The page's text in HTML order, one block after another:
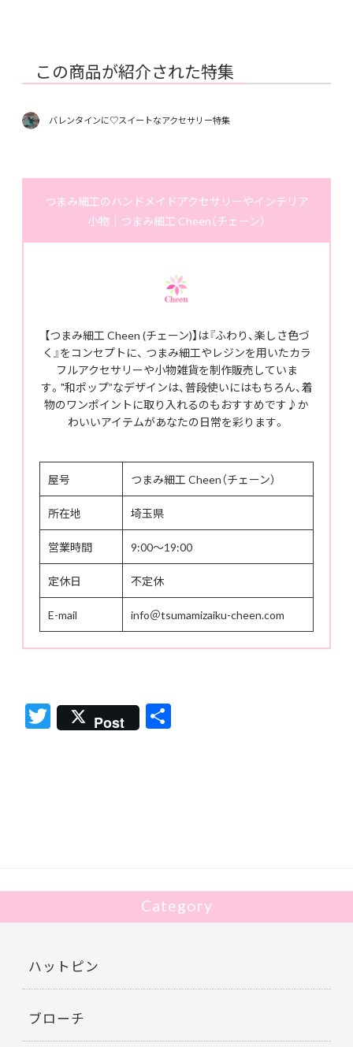
この商品が紹介された特集
バレンタインに♡スイートなアクセサリー特集
つまみ細工のハンドメイドアクセサリーやインテリア
小物｜つまみ細工 Cheen（チェーン）
【つまみ細工 Cheen (チェーン)】は『ふわり、楽しさ色づ
く』をコンセプトに、 つまみ細工やレジンを用いたカラ
フルアクセサリーや小物雑貨を制作販売していま
す。"和ポップ”なデザインは、普段使いにはもちろん、着
物のワンポイントに取り入れるのもおすすめです♪か
わいいアイテムがあなたの日常を彩ります。
屋号 つまみ細工 Cheen（チェーン）
所在地 埼玉県
営業時間 9:00〜19:00
定休日 不定休
E-mail info＠tsumamizaiku-cheen.com
T
w
Post
Category
ハットピン
ブローチ